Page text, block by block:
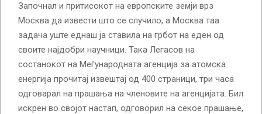
Започнал и притисокот на европските земји врз
Москва да извести што се случило, а Москва таа
задача уште еднаш ја ставила на грбот на еден од
своите најдобри научници. Така Легасов на
состанокот на Меѓународната агенција за атомска
енергија прочитај извештај од 400 страници, три часа
одговарал на прашања на членовите на агенцијата. Бил
искрен во својот настап, одговорил на секое прашање,